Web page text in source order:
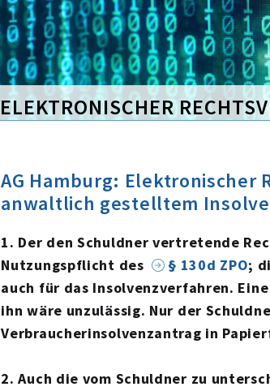
ELEKTRONISCHER
AG Hamburg: Elektronischer
anwaltlich gestelltem
1. Der den Schuldner vertretende
Nutzungspflicht des
§ 130d ZPO;
auch für das Insolvenzverfahren.
ihn wäre unzulässig. Nur der
Verbraucherinsolvenzantrag in
2. Auch die vom Schuldner zu